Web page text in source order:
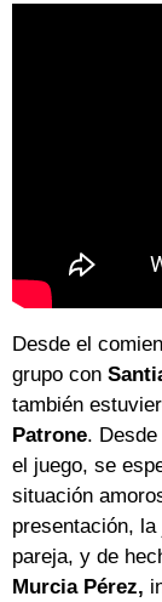
Desde el
grupo con
también
Patrone.
el juego, se
situación
presentación,
pareja, y de
Murcia Pérez,